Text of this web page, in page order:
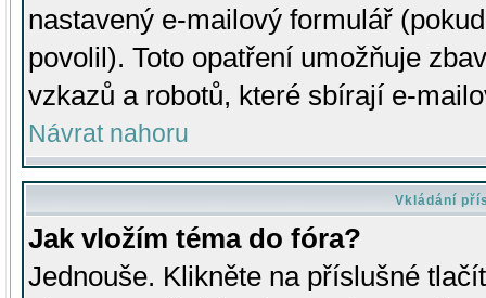
nastavený e-mailový formulář
povolil). Toto opatření umožňuje
vzkazů a robotů, které sbírají e-
Návrat nahoru
Vkládání
Jak vložím téma do fóra?
Jednouše. Klikněte na příslušné